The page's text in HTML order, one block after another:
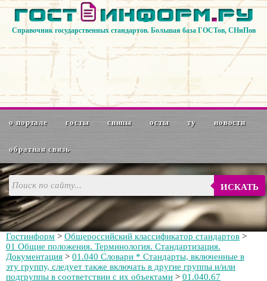
Справочник государственных стандартов. Большая база ГОСТов, СНиПов
о портале госты снипы осты ту новости
обратная связь
ИСКАТЬ
Гостинформ > Общероссийский классификатор стандартов >
01 Общие положения. Терминология. Стандартизация.
Документация > 01.040 Словари * Стандарты, включенные в
эту группу, следует также включать в другие группы и/или
подгруппы в соответствии с их объектами > 01.040.67